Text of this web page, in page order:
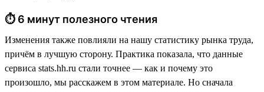
⏱ 6 минут полезного чтения
Изменения также повлияли на нашу статистику рынка труда,
причём в лучшую сторону. Практика показала, что данные
сервиса stats.hh.ru стали точнее — как и почему это
произошло, мы расскажем в этом материале. Но сначала